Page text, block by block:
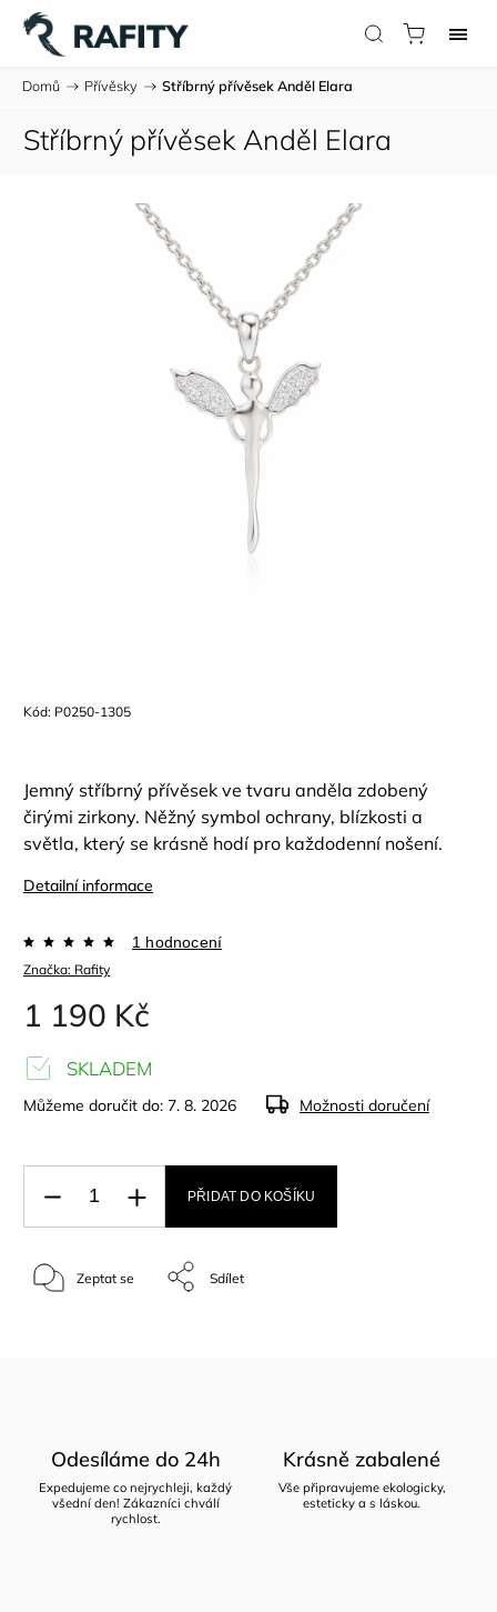
Domů / Přívěsky / Stříbrný přívěsek Anděl Elara
Stříbrný přívěsek Anděl Elara
Kód: P0250-1305
Jemný stříbrný přívěsek ve tvaru anděla zdobený
čirými zirkony. Něžný symbol ochrany, blízkosti a
světla, který se krásně hodí pro každodenní nošení.
Detailní informace
Značka: Rafity
1 hodnocení
1 190 Kč
SKLADEM
Můžeme doručit do: 7. 8. 2026 Možnosti doručení
PŘIDAT DO KOŠÍKU
Zeptat se Sdílet
Odesíláme do 24h
Expedujeme co nejrychleji, každý
všední den! Zákazníci chválí
rychlost.
Krásně zabalené
Vše připravujeme ekologicky,
esteticky a s láskou.